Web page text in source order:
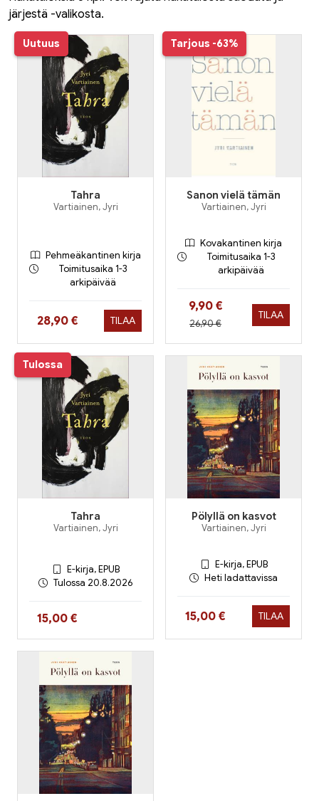
järjestä -valikosta.
Uutuus
Tahra
Vartiainen, Jyri
Pehmeäkantinen kirja
Toimitusaika 1-3
arkipäivää
Hinta nyt
28,90 € TILAA
Tarjous -63%
Sanon vielä tämän
Vartiainen, Jyri
Kovakantinen kirja
Toimitusaika 1-3
arkipäivää
Hinta nyt
9,90 €
Hinta aiemmin
26,90 €
TILAA
Tulossa
Tahra
Vartiainen, Jyri
E-kirja, EPUB
Tulossa 20.8.2026
Hinta nyt
15,00 €
Pölyllä on kasvot
Vartiainen, Jyri
E-kirja, EPUB
Heti ladattavissa
Hinta nyt
15,00 € TILAA